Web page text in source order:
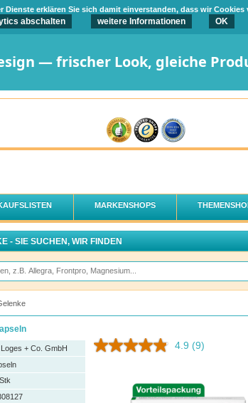
erklären Sie sich damit einverstanden, dass wir
abschalten weitere Informationen OK
— frischer Look, gleiche
MARKENSHOPS
- SIE SUCHEN, WIR FINDEN
4.9 (9)
Loges + Co. GmbH
Stk